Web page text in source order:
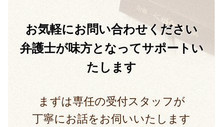
お気軽にお問い合わせください
弁護士が味方となってサポートい
たします
まずは専任の受付スタッフが
丁寧にお話をお伺いいたします